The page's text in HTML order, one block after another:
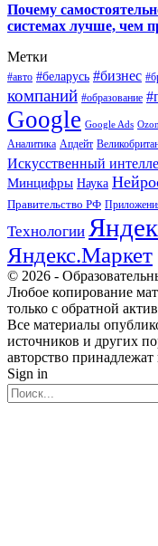
Почему
системах лучше, чем
Метки
#авто #беларусь #бизнес
компаний #образование
Google Google Ads Ozon
Аналитика Апдейт
Искусственный
Минцифры Наука
Правительство РФ
Технологии
Яндекс.Маркет
© 2026 -
Любое копирование
только с обратной
Все материалы
источников и других
авторство
Sign in